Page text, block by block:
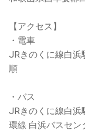
【アクセス】
・電車
JRきのくに線白
順
・バス
JRきのくに線白
環線 白浜バスセン